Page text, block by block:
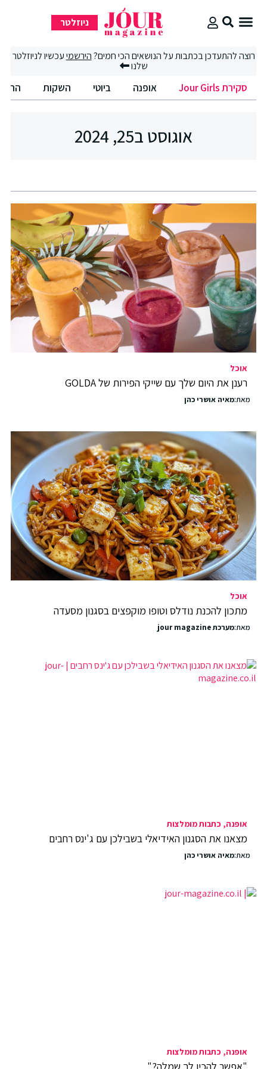
ניוזלטר
רוצה להתעדכן בכתבות על הנושאים הכי חמים?הירשמיעכשיו לניוזלטר
שלנו
סקירת Jour Girls אופנה ביוטי השקות
אוגוסט ב25, 2024
אוכל
רענן את היום שלך עם שייקי הפירות של GOLDA
מאת:מאיה אושרי כהן
אוכל
מתכון להכנת נודלס וטופו מוקפצים בסגנון מסעדה
מאת:מערכת jour magazine
אופנה כתבות מומלצות
מצאנו את הסגנון האידיאלי בשבילכן עם ג'ינס רחבים
מאת:מאיה אושרי כהן
אופנה כתבות מומלצות